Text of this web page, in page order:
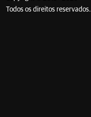
Todos os direitos reservados.